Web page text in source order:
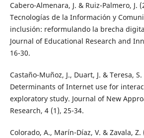
Cabero-Almenara, J. & Ruiz-Palmero, J.
Tecnologías de la Información y
inclusión: reformulando la brecha
Journal of Educational Research and
16-30.
Castaño-Muñoz, J., Duart, J. & Teresa, S.
Determinants of Internet use for
exploratory study. Journal of New
Research, 4 (1), 25-34.
Colorado, A., Marín-Díaz, V. & Zavala,